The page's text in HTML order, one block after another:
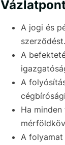
A jogi és
A
A
Ha
A folyamat